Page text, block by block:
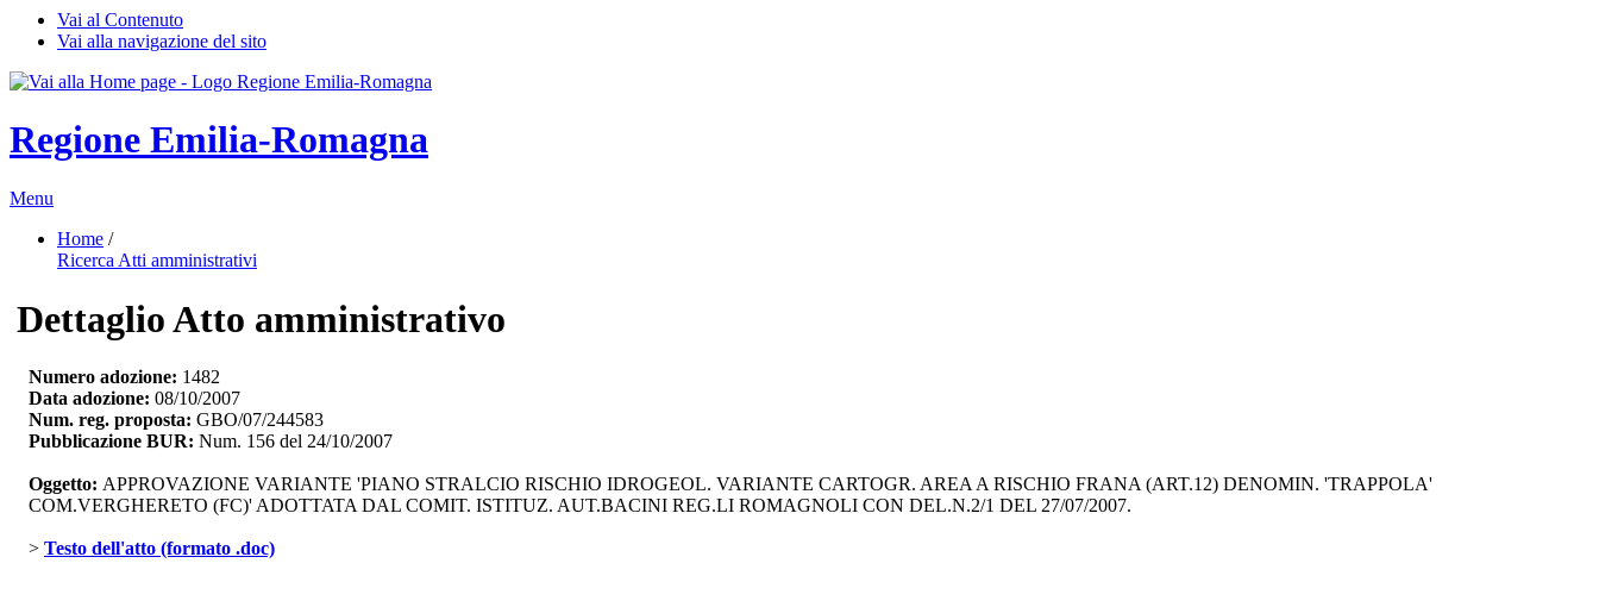
Vai al Contenuto
Vai alla navigazione del sito
Regione Emilia-Romagna
Menu
Home /
Ricerca Atti amministrativi
Dettaglio Atto amministrativo
Numero adozione: 1482
Data adozione: 08/10/2007
Num. reg. proposta: GBO/07/244583
Pubblicazione BUR: Num. 156 del 24/10/2007
Oggetto: APPROVAZIONE VARIANTE 'PIANO STRALCIO RISCHIO IDROGEOL. VARIANTE CARTOGR. AREA A RISCHIO FRANA (ART.12) DENOMIN. 'TRAPPOLA'
COM.VERGHERETO (FC)' ADOTTATA DAL COMIT. ISTITUZ. AUT.BACINI REG.LI ROMAGNOLI CON DEL.N.2/1 DEL 27/07/2007.
> Testo dell'atto (formato .doc)